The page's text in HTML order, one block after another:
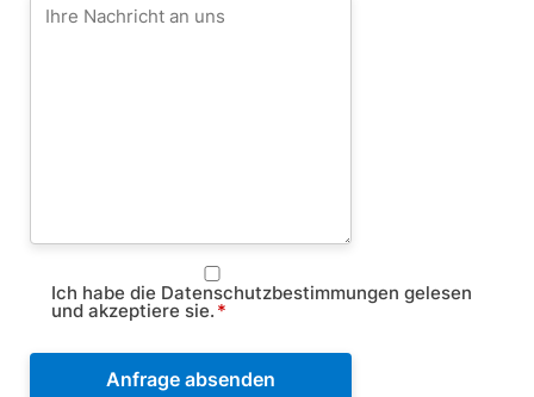
Ich habe die Datenschutzbestimmungen gelesen
und akzeptiere sie. *